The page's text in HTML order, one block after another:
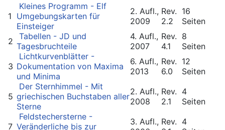
1
Kleines Programm - Elf
Umgebungskarten für
Einsteiger
2. Aufl.,
2009
Rev.
2.2
16
Seiten
2
Tabellen - JD und
Tagesbruchteile
4. Aufl.,
2007
Rev.
4.1
8
Seiten
3
Lichtkurvenblätter -
Dokumentation von Maxima
und Minima
6. Aufl.,
2013
Rev.
6.0
12
Seiten
5
Der Sternhimmel - Mit
griechischen Buchstaben aller
Sterne
2. Aufl.,
2008
Rev.
2.1
4
Seiten
7
Feldstechersterne -
Veränderliche bis zur
3. Aufl., Rev. 4